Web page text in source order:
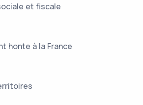
et fiscale
honte à la France